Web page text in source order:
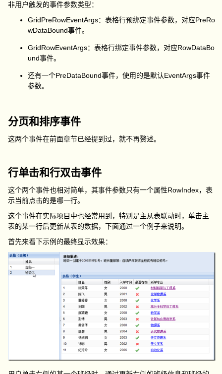
非用户触发的事件参数类型：
GridPreRowEventArgs：表格行预绑定事件参数，对应PreRo
wDataBound事件。
GridRowEventArgs：表格行绑定事件参数，对应RowDataBo
und事件。
还有一个PreDataBound事件，使用的是默认EventArgs事件
参数。
分页和排序事件
这两个事件在前面章节已经提到过，就不再赘述。
行单击和行双击事件
这个两个事件也相对简单，其事件参数只有一个属性RowIndex，表
示当前点击的是哪一行。
这个事件在实际项目中也经常用到，特别是主从表联动时，单击主
表的某一行后更新从表的数据，下面通过一个例子来说明。
首先来看下示例的最终显示效果：